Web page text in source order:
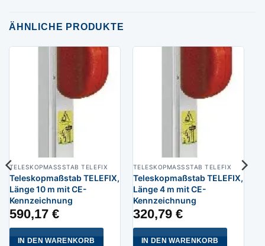
ÄHNLICHE PRODUKTE
TELESKOPMASSSTAB TELEFIX
Teleskopmaßstab TELEFIX,
Länge 10 m mit CE-
Kennzeichnung
590,17 €
IN DEN WARENKORB
TELESKOPMASSSTAB TELEFIX
Teleskopmaßstab TELEFIX,
Länge 4 m mit CE-
Kennzeichnung
320,79 €
IN DEN WARENKORB